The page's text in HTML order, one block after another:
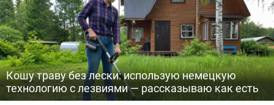
Кошу траву без лески: использую немецкую
технологию с лезвиями — рассказываю как есть